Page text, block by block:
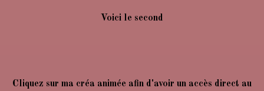
Voici le second
Cliquez sur ma créa animée afin d'avoir un accès direct au